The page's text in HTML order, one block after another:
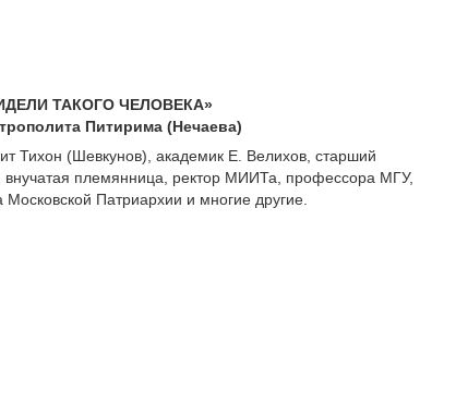
ТАКОГО ЧЕЛОВЕКА»
Питирима (Нечаева)
Тихон (Шевкунов), академик Е. Велихов, старший
внучатая племянница, ректор МИИТа, профессора МГУ,
Московской Патриархии и многие другие.